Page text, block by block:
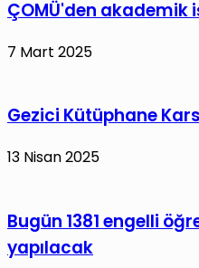
gerçekleşti
ÇOMÜ'den akademik
7 Mart 2025
Gezici Kütüphane
13 Nisan 2025
Bugün 1381 engelli
yapılacak